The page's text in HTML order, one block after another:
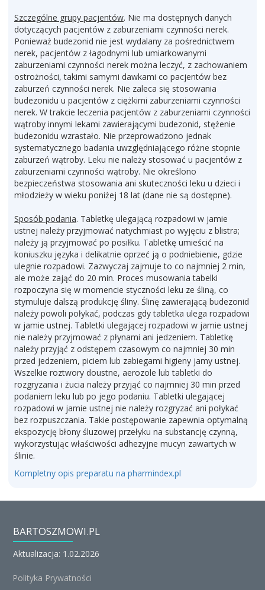
Szczególne grupy pacjentów. Nie ma dostępnych danych
dotyczących pacjentów z zaburzeniami czynności nerek.
Ponieważ budezonid nie jest wydalany za pośrednictwem
nerek, pacjentów z łagodnymi lub umiarkowanymi
zaburzeniami czynności nerek można leczyć, z zachowaniem
ostrożności, takimi samymi dawkami co pacjentów bez
zaburzeń czynności nerek. Nie zaleca się stosowania
budezonidu u pacjentów z ciężkimi zaburzeniami czynności
nerek. W trakcie leczenia pacjentów z zaburzeniami czynności
wątroby innymi lekami zawierającymi budezonid, stężenie
budezonidu wzrastało. Nie przeprowadzono jednak
systematycznego badania uwzględniającego różne stopnie
zaburzeń wątroby. Leku nie należy stosować u pacjentów z
zaburzeniami czynności wątroby. Nie określono
bezpieczeństwa stosowania ani skuteczności leku u dzieci i
młodzieży w wieku poniżej 18 lat (dane nie są dostępne).
Sposób podania. Tabletkę ulegającą rozpadowi w jamie
ustnej należy przyjmować natychmiast po wyjęciu z blistra;
należy ją przyjmować po posiłku. Tabletkę umieścić na
koniuszku języka i delikatnie oprzeć ją o podniebienie, gdzie
ulegnie rozpadowi. Zazwyczaj zajmuje to co najmniej 2 min,
ale może zająć do 20 min. Proces musowania tabelki
rozpoczyna się w momencie styczności leku ze śliną, co
stymuluje dalszą produkcję śliny. Ślinę zawierającą budezonid
należy powoli połykać, podczas gdy tabletka ulega rozpadowi
w jamie ustnej. Tabletki ulegającej rozpadowi w jamie ustnej
nie należy przyjmować z płynami ani jedzeniem. Tabletkę
należy przyjąć z odstępem czasowym co najmniej 30 min
przed jedzeniem, piciem lub zabiegami higieny jamy ustnej.
Wszelkie roztwory doustne, aerozole lub tabletki do
rozgryzania i żucia należy przyjąć co najmniej 30 min przed
podaniem leku lub po jego podaniu. Tabletki ulegającej
rozpadowi w jamie ustnej nie należy rozgryzać ani połykać
bez rozpuszczania. Takie postępowanie zapewnia optymalną
ekspozycję błony śluzowej przełyku na substancję czynną,
wykorzystując właściwości adhezyjne mucyn zawartych w
ślinie.
Kompletny opis preparatu na pharmindex.pl
BARTOSZMOWI.PL
Aktualizacja: 1.02.2026
Polityka Prywatności